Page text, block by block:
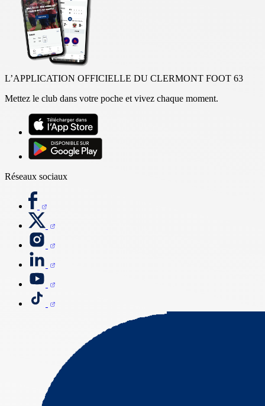
L’APPLICATION OFFICIELLE DU CLERMONT FOOT 63
Mettez le club dans votre poche et vivez chaque moment.
Réseaux sociaux